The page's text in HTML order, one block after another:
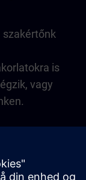
szakértőnk
is
vagy